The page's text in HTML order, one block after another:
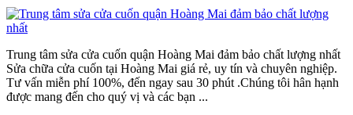
Trung tâm sửa cửa cuốn quận Hoàng Mai đảm bảo chất lượng nhất
Sửa chữa cửa cuốn tại Hoàng Mai giá rẻ, uy tín và chuyên nghiệp.
Tư vấn miễn phí 100%, đến ngay sau 30 phút .Chúng tôi hân hạnh
được mang đến cho quý vị và các bạn ...